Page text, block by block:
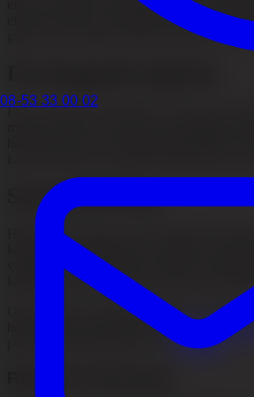
08-53 33 00 02
efter att stressen har minskat. Det är viktigt
eftersom det är en naturlig process. För de
gradvis att återhämta sig och återfå sin
För att förhindra håravfall vid stress är det
Sammanfattning
Håravfall vid stress är ett vanligt och oftast
kan påverka människor som utsätts för olika
viktigaste är att identifiera orsaken, minska
kroppen står under och ge håret tid att
Om du vill få en tydligare bild av vad som
håravfall kan du läsa mer om
symptom på
personlig bedömning hos oss. Kontakt.